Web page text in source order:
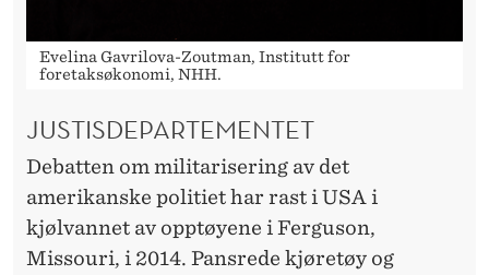
Evelina Gavrilova-Zoutman, Institutt for
foretaksøkonomi, NHH.
JUSTISDEPARTEMENTET
Debatten om militarisering av det
amerikanske politiet har rast i USA i
kjølvannet av opptøyene i Ferguson,
Missouri, i 2014. Pansrede kjøretøy og